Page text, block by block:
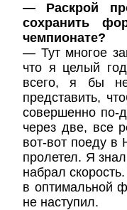
— Раскрой
сохранить
чемпионате?
— Тут многое
что я целый
всего, я бы
представить,
совершенно по-
через две, все
вот-вот поеду в
пролетел. Я
набрал
в оптимальной
не наступил.